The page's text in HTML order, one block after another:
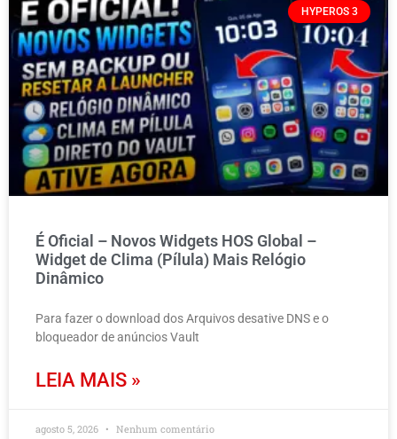
HYPEROS 3
É Oficial – Novos Widgets HOS Global –
Widget de Clima (Pílula) Mais Relógio
Dinâmico
Para fazer o download dos Arquivos desative DNS e o
bloqueador de anúncios Vault
LEIA MAIS »
agosto 5, 2026 Nenhum comentário